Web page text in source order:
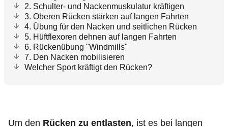
2. Schulter- und Nackenmuskulatur kräftigen
3. Oberen Rücken stärken auf langen Fahrten
4. Übung für den Nacken und seitlichen Rücken
5. Hüftflexoren dehnen auf langen Fahrten
6. Rückenübung "Windmills"
7. Den Nacken mobilisieren
Welcher Sport kräftigt den Rücken?
Um den Rücken zu entlasten, ist es bei langen